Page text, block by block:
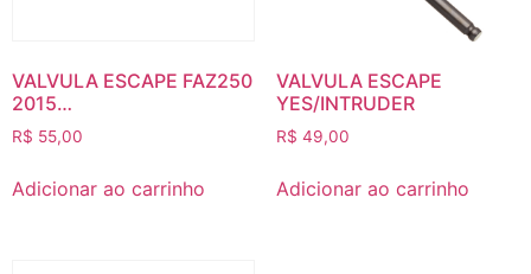
VALVULA ESCAPE FAZ250
2015…
R$ 55,00
Adicionar ao carrinho
VALVULA ESCAPE
YES/INTRUDER
R$ 49,00
Adicionar ao carrinho